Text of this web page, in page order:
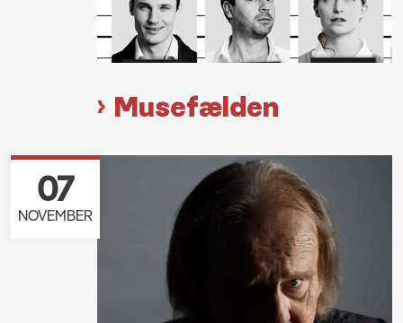
Musefælden
07
NOVEMBER